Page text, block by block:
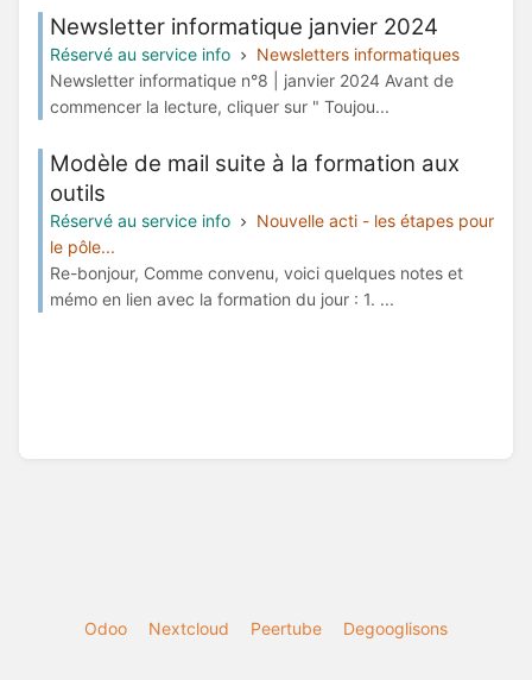
Newsletter informatique janvier 2024
Réservé au service info
Newsletters informatiques
Newsletter informatique n°8 | janvier 2024 Avant de
commencer la lecture, cliquer sur " Toujou...
Modèle de mail suite à la formation aux
outils
Réservé au service info
Nouvelle acti - les étapes pour
le pôle...
Re-bonjour, Comme convenu, voici quelques notes et
mémo en lien avec la formation du jour : 1. ...
Odoo Nextcloud Peertube Degooglisons